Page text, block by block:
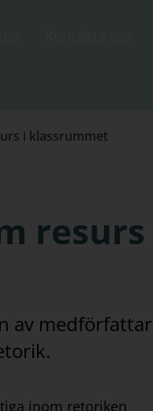
i klassrummet
resurs
av
inom retoriken